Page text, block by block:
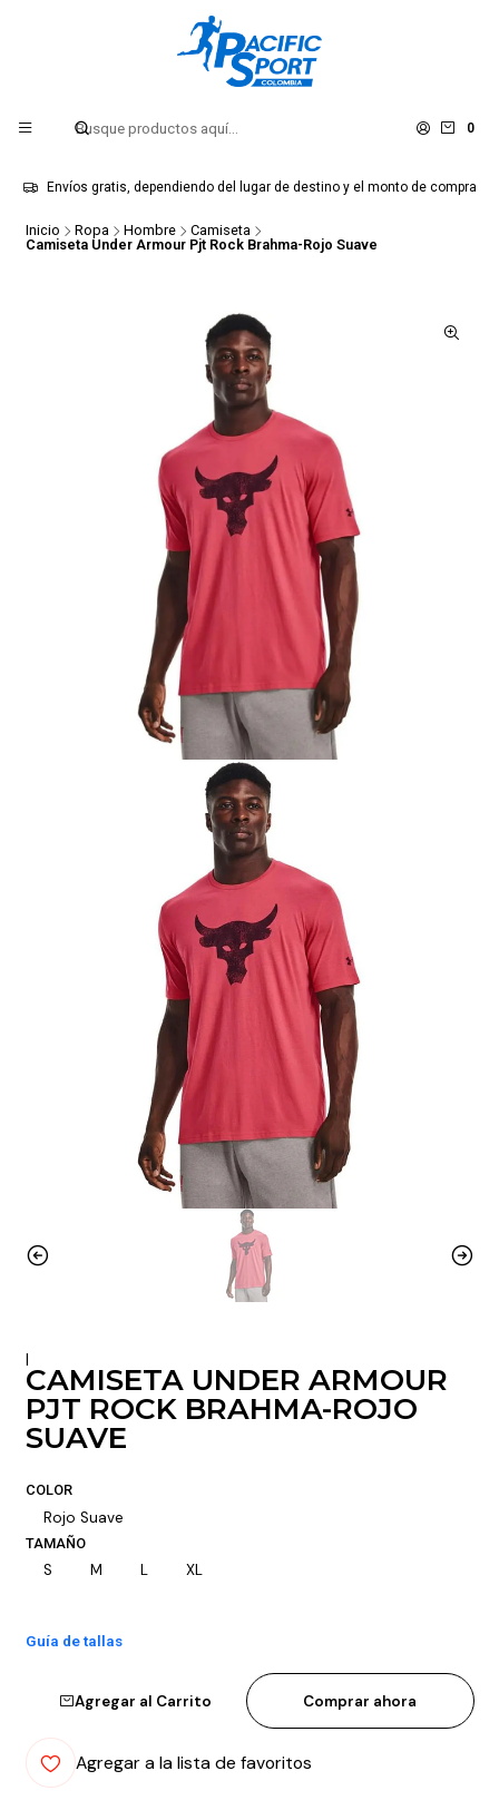
0
Envíos gratis, dependiendo del lugar de destino y el monto de compra
Inicio Ropa Hombre
Camiseta
Camiseta Under Armour Pjt Rock Brahma-Rojo Suave
|
CAMISETA UNDER ARMOUR
PJT ROCK BRAHMA-ROJO
SUAVE
COLOR
Rojo Suave
TAMAÑO
S M L XL
Guía de tallas
Agregar al Carrito Comprar ahora
Agregar a la lista de favoritos